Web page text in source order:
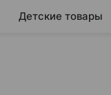
Детские товары